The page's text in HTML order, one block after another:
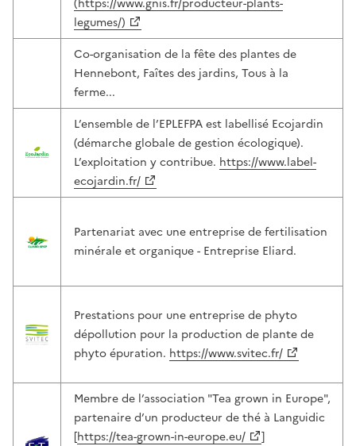
legumes/)
Co-organisation de la fête des plantes de
Hennebont, Faîtes des jardins, Tous à la
ferme...
L’ensemble de l’EPLEFPA est labellisé Ecojardin
(démarche globale de gestion écologique).
L’exploitation y contribue. https://www.label-
ecojardin.fr/
Partenariat avec une entreprise de fertilisation
minérale et organique - Entreprise Eliard.
Prestations pour une entreprise de phyto
dépollution pour la production de plante de
phyto épuration. https://www.svitec.fr/
Membre de l’association "Tea grown in Europe",
partenaire d’un producteur de thé à Languidic
[https://tea-grown-in-europe.eu/
]